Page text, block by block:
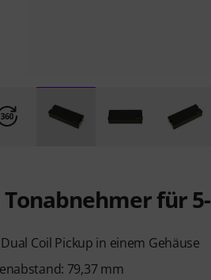
für
Coil Pickup in einem Gehäuse
79,37 mm